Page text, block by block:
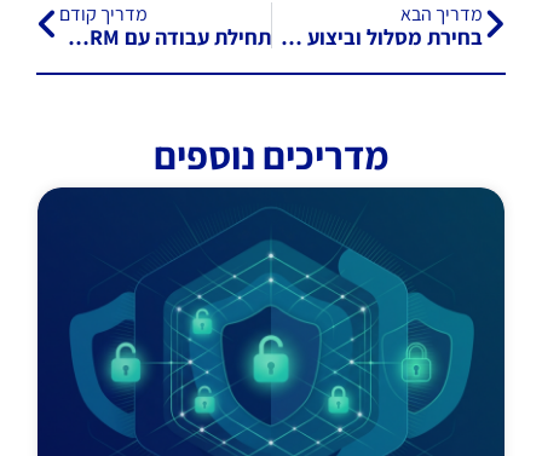
מדריך הבא
בחירת מסלול וביצוע תשלום
מדריך קודם
תחילת עבודה עם MyBusiness CRM
מדריכים נוספים